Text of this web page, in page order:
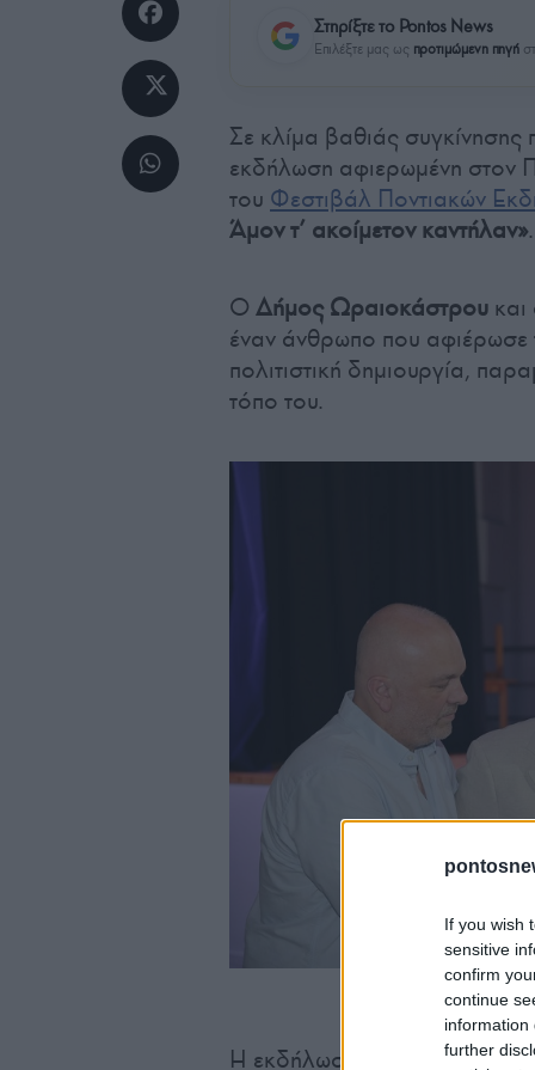
If you wish
sensitive
confirm
continue
information
further
Στηρίξτε το Pontos News
Επιλέξτε μας ως προτιμώμενη πηγή
Σε κλίμα βαθιάς συγκίνησης
εκδήλωση αφιερωμένη στον
του Φεστιβάλ Ποντιακών
Άμον τ’ ακοίμετον καντήλαν».
Ο Δήμος Ωραιοκάστρου και
έναν άνθρωπο που αφιέρωσε
πολιτιστική δημιουργία,
τόπο του.
(Φωτ.:
Η εκδήλωση φιλοξενήθηκε